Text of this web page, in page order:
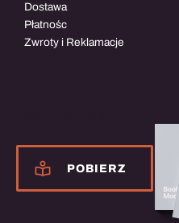
Dostawa
Płatnośc
Zwroty i Reklamacje
POBIERZ